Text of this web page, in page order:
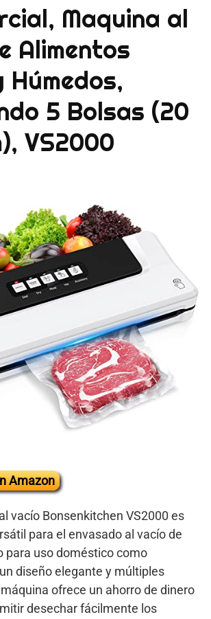
Maquina al
Alimentos
Húmedos,
5 Bolsas (20
VS2000
Amazon
vacío Bonsenkitchen VS2000 es
para el envasado al vacío de
para uso doméstico como
diseño elegante y múltiples
ofrece un ahorro de dinero
desechar fácilmente los